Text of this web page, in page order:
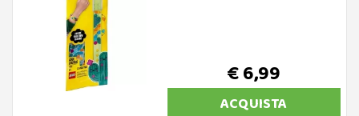
€ 6,99
ACQUISTA